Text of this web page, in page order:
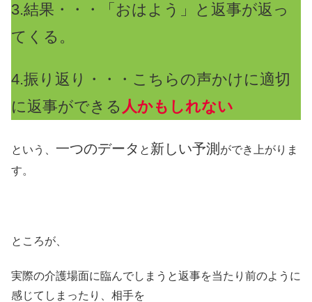
3.結果・・・「おはよう」と返事が返っ
てくる。
4.振り返り・・・こちらの声かけに適切
に返事ができる 人かもしれない
という、 一つのデータ と 新しい予測 ができ上がりま
す。
ところが、
実際の介護場面に臨んでしまうと返事を当たり前のように
感じてしまったり、相手を